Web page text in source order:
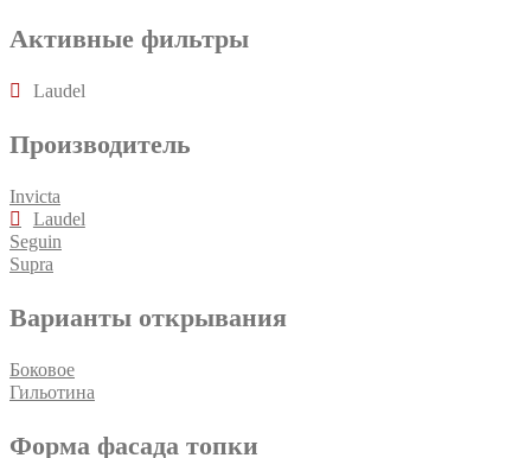
Активные фильтры
Laudel
Производитель
Invicta
Laudel
Seguin
Supra
Варианты открывания
Боковое
Гильотина
Форма фасада топки